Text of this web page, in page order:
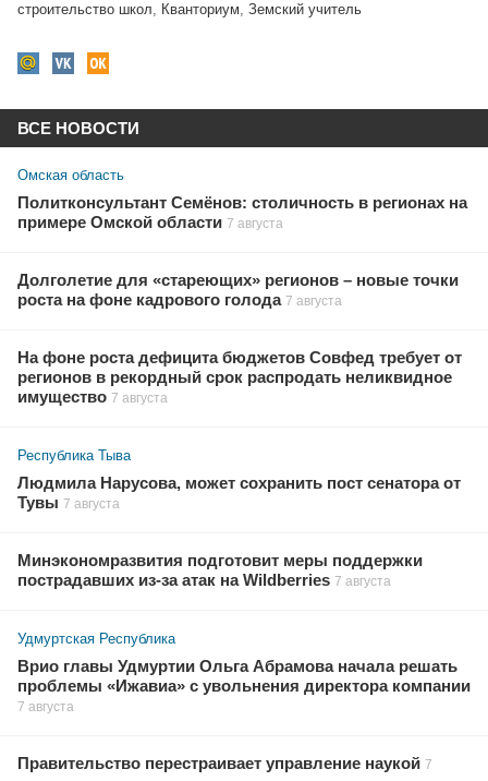
строительство школ, Кванториум, Земский учитель
ВСЕ НОВОСТИ
Омская область
Политконсультант Семёнов: столичность в регионах на
примере Омской области 7 августа
Долголетие для «стареющих» регионов – новые точки
роста на фоне кадрового голода 7 августа
На фоне роста дефицита бюджетов Совфед требует от
регионов в рекордный срок распродать неликвидное
имущество 7 августа
Республика Тыва
Людмила Нарусова, может сохранить пост сенатора от
Тувы 7 августа
Минэкономразвития подготовит меры поддержки
пострадавших из-за атак на Wildberries 7 августа
Удмуртская Республика
Врио главы Удмуртии Ольга Абрамова начала решать
проблемы «Ижавиа» с увольнения директора компании
7 августа
Правительство перестраивает управление наукой 7